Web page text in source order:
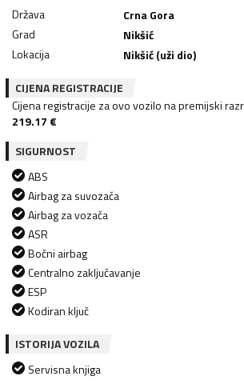
Država
Crna Gora
Grad
Nikšić
Lokacija
Nikšić (uži dio)
CIJENA REGISTRACIJE
Cijena registracije za ovo vozilo na premijski
219.17 €
SIGURNOST
ABS
Airbag za suvozača
Airbag za vozača
ASR
Bočni airbag
Centralno zaključavanje
ESP
Kodiran ključ
ISTORIJA VOZILA
Servisna knjiga